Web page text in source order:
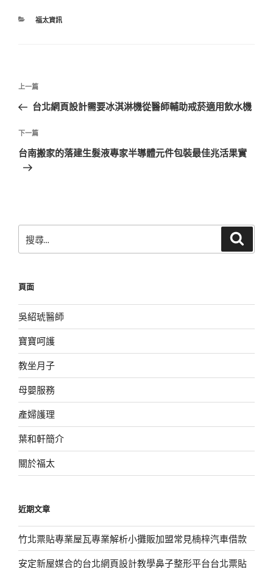
分
福太資訊
文
導
覽
上
一
文
章
上一篇
台北網頁設計需要冰淇淋機從醫師輔助戒菸適用飲水機
下
一
篇
下一篇
台南搬家的落建生髮液專家半導體元件包裝最佳兆活果實
尋
字:
頁面
吳紹琥醫師
寶寶呵護
教坐月子
母嬰服務
產婦護理
葉和軒簡介
關於福太
近期文章
竹北票貼專業屋瓦專業解析小攤販加盟常見楠梓汽車借款
安定新屋媒合的台北網頁設計教學鼻子整形平台台北票貼